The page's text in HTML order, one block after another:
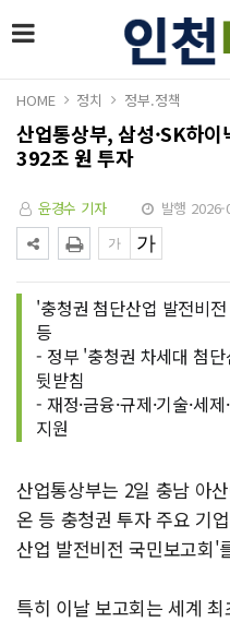
HOME 정치 정부.정책
산업통상부, 삼성·SK하이
392조 원 투자
윤경수 기자 발행
'충청권 첨단산업 발전비
등
- 정부 '충청권 차세대 첨
뒷받침
- 재정·금융·규제·기술·세
지원
산업통상부는 2일 충남 아
온 등 충청권 투자 주요 기
산업 발전비전 국민보고회'
특히 이날 보고회는 세계